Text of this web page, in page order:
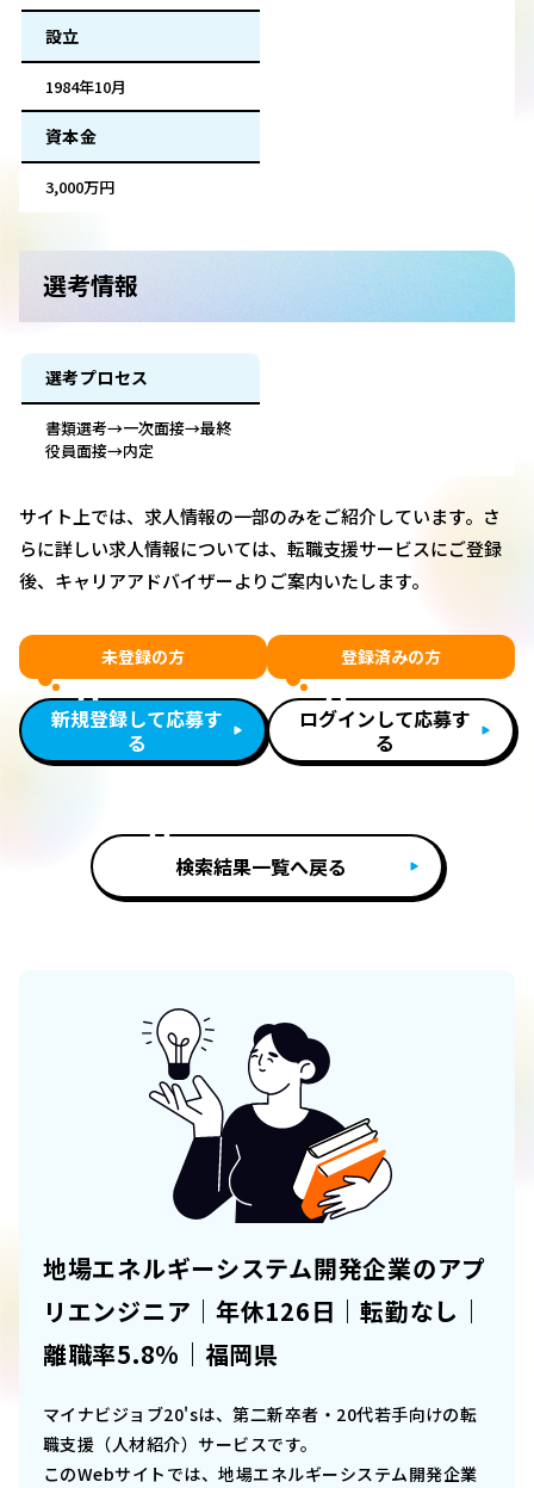
設立
1984年10月
資本金
3,000万円
選考情報
選考プロセス
書類選考→一次面接→最終
役員面接→内定
サイト上では、求人情報の一部のみをご紹介しています。さ
らに詳しい求人情報については、転職支援サービスにご登録
後、キャリアアドバイザーよりご案内いたします。
未登録の方
新規登録して応募す
る
登録済みの方
ログインして応募す
る
検索結果一覧へ戻る
地場エネルギーシステム開発企業のアプ
リエンジニア｜年休126日｜転勤なし｜
離職率5.8%｜福岡県
マイナビジョブ20'sは、第二新卒者・20代若手向けの転
職支援（人材紹介）サービスです。
このWebサイトでは、地場エネルギーシステム開発企業